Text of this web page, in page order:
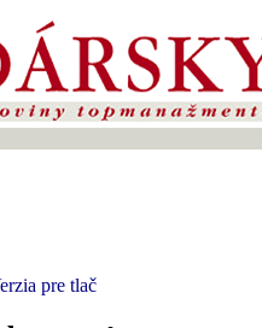
pre tlač